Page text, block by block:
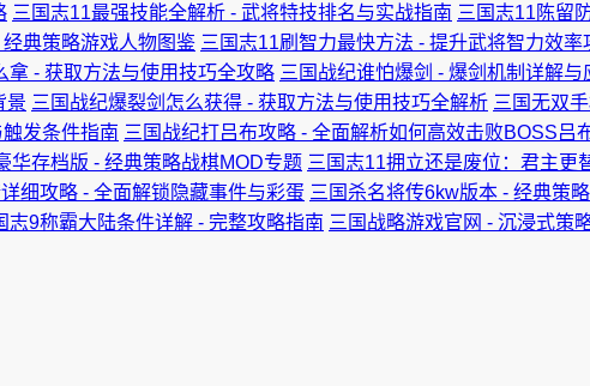
三国志11最强技能全解析 - 武将特技排名与实战指南 三国志11陈留
典策略游戏人物图鉴 三国志11刷智力最快方法 - 提升武将智力效率
拿 - 获取方法与使用技巧全攻略 三国战纪谁怕爆剑 - 爆剑机制详解与
景 三国战纪爆裂剑怎么获得 - 获取方法与使用技巧全解析 三国无双
发条件指南 三国战纪打吕布攻略 - 全面解析如何高效击败BOSS吕
华存档版 - 经典策略战棋MOD专题 三国志11拥立还是废位：君主更
细攻略 - 全面解锁隐藏事件与彩蛋 三国杀名将传6kw版本 - 经典策
志9称霸大陆条件详解 - 完整攻略指南 三国战略游戏官网 - 沉浸式策